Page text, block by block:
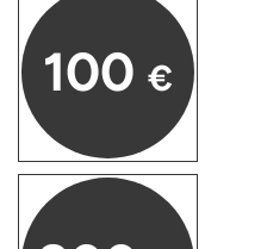
100 €